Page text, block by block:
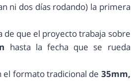
ni dos días rodando) la primera
de que el proyecto trabaja sobre
hasta la fecha que se rueda
el formato tradicional de 35mm,